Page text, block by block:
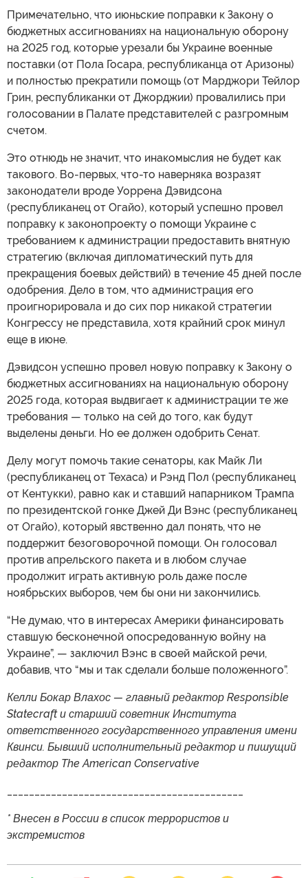
Примечательно, что июньские поправки к Закону о
бюджетных ассигнованиях на национальную оборону
на 2025 год, которые урезали бы Украине военные
поставки (от Пола Госара, республиканца от Аризоны)
и полностью прекратили помощь (от Марджори Тейлор
Грин, республиканки от Джорджии) провалились при
голосовании в Палате представителей с разгромным
счетом.
Это отнюдь не значит, что инакомыслия не будет как
такового. Во-первых, что-то наверняка возразят
законодатели вроде Уоррена Дэвидсона
(республиканец от Огайо), который успешно провел
поправку к законопроекту о помощи Украине с
требованием к администрации предоставить внятную
стратегию (включая дипломатический путь для
прекращения боевых действий) в течение 45 дней после
одобрения. Дело в том, что администрация его
проигнорировала и до сих пор никакой стратегии
Конгрессу не представила, хотя крайний срок минул
еще в июне.
Дэвидсон успешно провел новую поправку к Закону о
бюджетных ассигнованиях на национальную оборону
2025 года, которая выдвигает к администрации те же
требования — только на сей до того, как будут
выделены деньги. Но ее должен одобрить Сенат.
Делу могут помочь такие сенаторы, как Майк Ли
(республиканец от Техаса) и Рэнд Пол (республиканец
от Кентукки), равно как и ставший напарником Трампа
по президентской гонке Джей Ди Вэнс (республиканец
от Огайо), который явственно дал понять, что не
поддержит безоговорочной помощи. Он голосовал
против апрельского пакета и в любом случае
продолжит играть активную роль даже после
ноябрьских выборов, чем бы они ни закончились.
“Не думаю, что в интересах Америки финансировать
ставшую бесконечной опосредованную войну на
Украине”, — заключил Вэнс в своей майской речи,
добавив, что “мы и так сделали больше положенного”.
Келли Бокар Влахос — главный редактор Responsible
Statecraft и старший советник Института
ответственного государственного управления имени
Квинси. Бывший исполнительный редактор и пишущий
редактор The American Conservative
* Внесен в России в список террористов и
экстремистов